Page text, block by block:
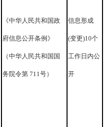
《中华人民共和国政
府信息公开条例》
（中华人民共和国国
务院令第 711号）
信息形成
(变更)10个
工作日内公
开